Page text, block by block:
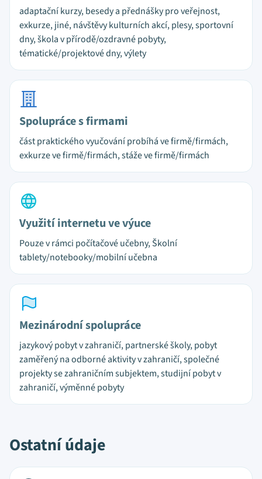
adaptační kurzy, besedy a přednášky pro veřejnost,
exkurze, jiné, návštěvy kulturních akcí, plesy, sportovní
dny, škola v přírodě/ozdravné pobyty,
tématické/projektové dny, výlety
Spolupráce s firmami
část praktického vyučování probíhá ve firmě/firmách,
exkurze ve firmě/firmách, stáže ve firmě/firmách
Využití internetu ve výuce
Pouze v rámci počítačové učebny, Školní
tablety/notebooky/mobilní učebna
Mezinárodní spolupráce
jazykový pobyt v zahraničí, partnerské školy, pobyt
zaměřený na odborné aktivity v zahraničí, společné
projekty se zahraničním subjektem, studijní pobyt v
zahraničí, výměnné pobyty
Ostatní údaje